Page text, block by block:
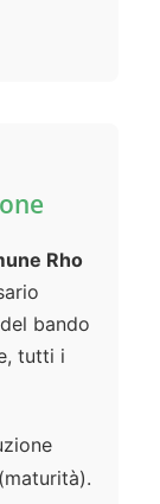
Rho
bando
tutti i